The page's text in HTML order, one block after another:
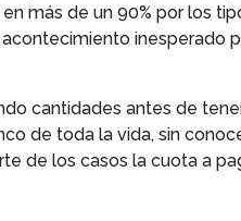
más de un 90% por los
inesperado
cantidades antes de
de toda la vida, sin
de los casos la cuota a